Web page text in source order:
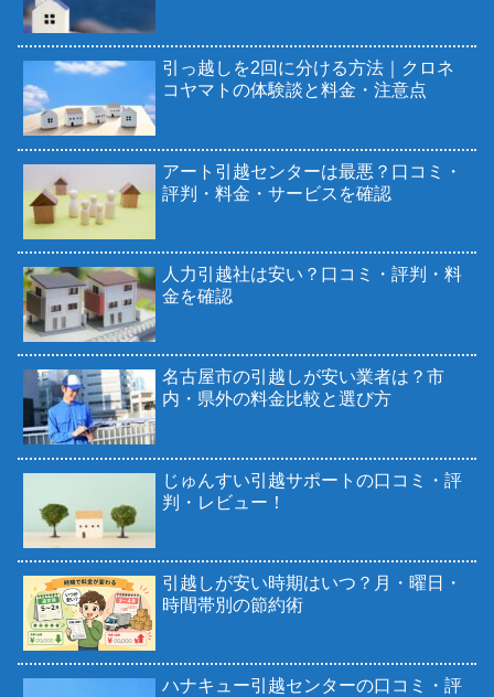
引っ越しを2回に分ける方法｜クロネ
コヤマトの体験談と料金・注意点
アート引越センターは最悪？口コミ・
評判・料金・サービスを確認
人力引越社は安い？口コミ・評判・料
金を確認
名古屋市の引越しが安い業者は？市
内・県外の料金比較と選び方
じゅんすい引越サポートの口コミ・評
判・レビュー！
引越しが安い時期はいつ？月・曜日・
時間帯別の節約術
ハナキュー引越センターの口コミ・評